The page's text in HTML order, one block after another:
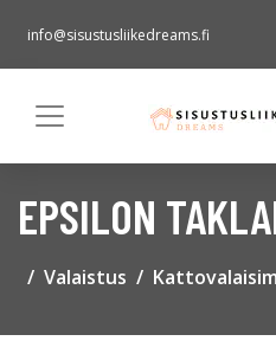
info@sisustusliikedreams.fi
EPSILON
Valaistus